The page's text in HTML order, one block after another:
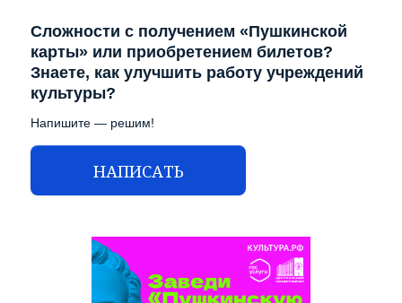
АФИША
ВИДЕО
ДОКУМЕНТЫ
КОНТАКТЫ
Сложности с получением «Пушкинской
карты» или приобретением билетов?
Знаете, как улучшить работу учреждений
культуры?
Напишите — решим!
НАПИСАТЬ